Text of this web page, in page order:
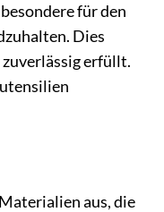
für den
Dies
zuverlässig erfüllt.
aus, die